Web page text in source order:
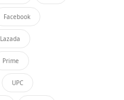
Facebook
Lazada
Prime
UPC